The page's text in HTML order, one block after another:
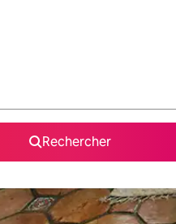
Rechercher